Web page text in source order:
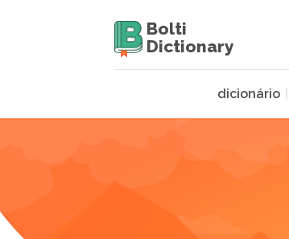
Bolti
Dictionary
dicionário